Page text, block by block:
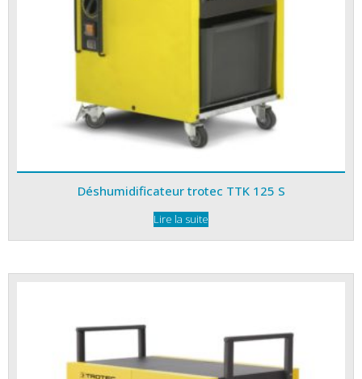
Déshumidificateur trotec TTK 125 S
Lire la suite